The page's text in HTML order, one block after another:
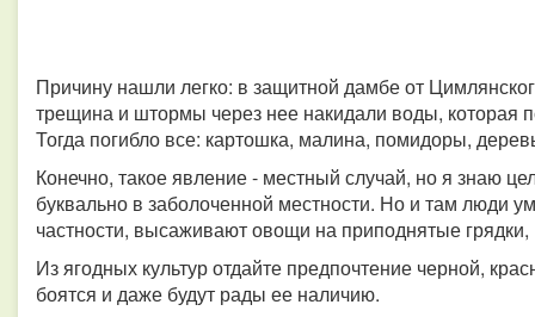
Причину нашли легко: в защитной дамбе от
трещина и штормы через нее накидали воды, которая
Тогда погибло все: картошка, малина, помидоры,
Конечно, такое явление - местный случай, но я знаю
буквально в заболоченной местности. Но и там люди
частности, высаживают овощи на приподнятые грядки,
Из ягодных культур отдайте предпочтение черной,
боятся и даже будут рады ее наличию.